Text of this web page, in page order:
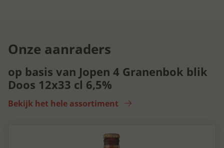
Onze aanraders
op basis van Jopen 4 Granenbok blik
Doos 12x33 cl 6,5%
Bekijk het hele assortiment